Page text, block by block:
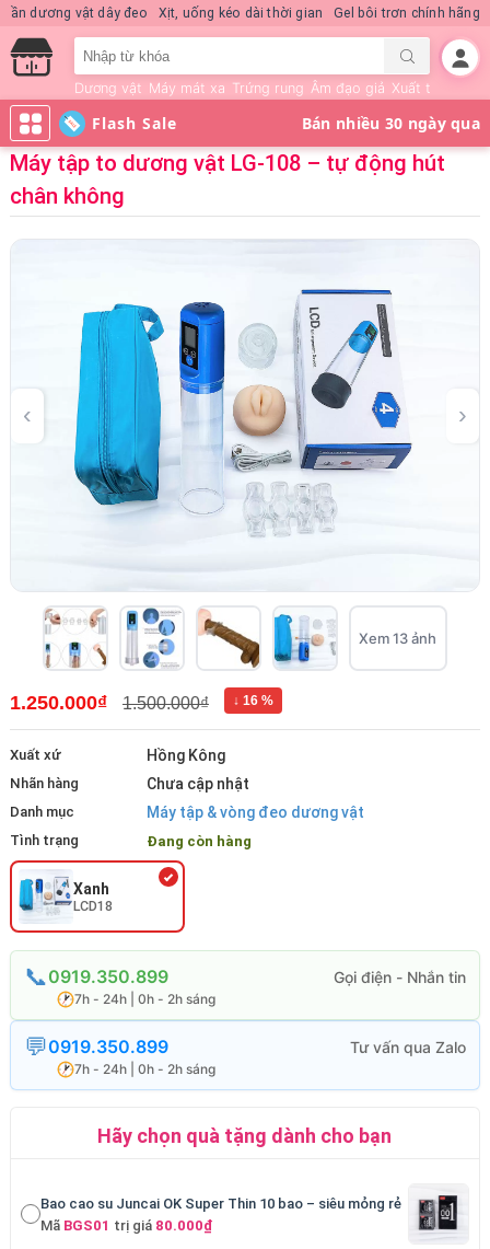
Nước hoa KD Quick Rush Quần dương vật dây đeo Xịt, uống kéo dài thời
Dương vật Máy mát xa Trứng rung Âm đạo giả Xuất tinh sớm
Flash Sale
Máy tập to dương vật LG-108 – tự động hút
chân không
Xem 13 ảnh
1.250.000₫ 1.500.000₫ ↓ 16 %
Xuất xứ Hồng Kông
Nhãn hàng Chưa cập nhật
Danh mục Máy tập & vòng đeo dương vật
Tình trạng Đang còn hàng
Xanh
LCD18
0919.350.899
7h - 24h | 0h - 2h sáng
0919.350.899
7h - 24h | 0h - 2h sáng
Hãy chọn quà tặng dành cho bạn
Bao cao su Juncai OK Super Thin 10 bao – siêu mỏng rẻ
Mã BGS01 trị giá 80.000₫